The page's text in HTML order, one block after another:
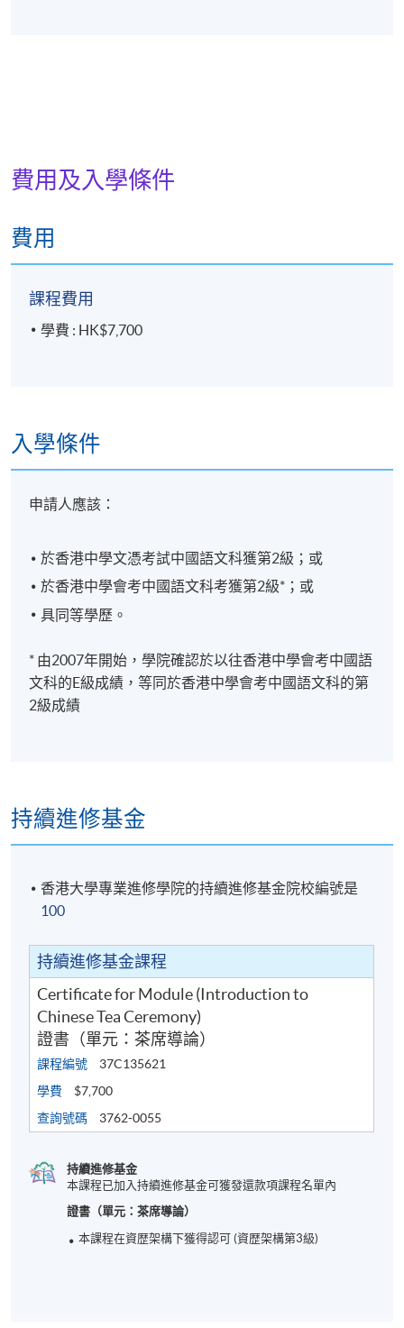
地點
費用及入學條件
費用
課程費用
學費 : HK$7,700
入學條件
申請人應該：
於香港中學文憑考試中國語文科獲第2級；或
於香港中學會考中國語文科考獲第2級*；或
具同等學歷。
* 由2007年開始，學院確認於以往香港中學會考中國語
文科的E級成績，等同於香港中學會考中國語文科的第
2級成績
持續進修基金
香港大學專業進修學院的持續進修基金院校編號是
100
持續進修基金課程
Certificate for Module (Introduction to
Chinese Tea Ceremony)
證書（單元：茶席導論）
課程編號
37C135621
學費
$7,700
查詢號碼
3762-0055
持續進修基金
本課程已加入持續進修基金可獲發還款項課程名單內
證書（單元：茶席導論）
本課程在資歴架構下獲得認可 (資歴架構第3級)